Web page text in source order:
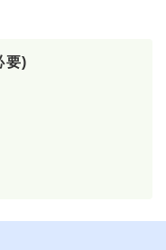
要)